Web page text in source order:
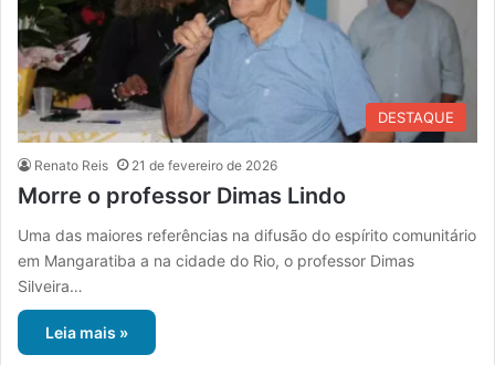
DESTAQUE
Renato Reis 21 de fevereiro de 2026
Morre o professor Dimas Lindo
Uma das maiores referências na difusão do espírito comunitário
em Mangaratiba a na cidade do Rio, o professor Dimas
Silveira…
Leia mais »